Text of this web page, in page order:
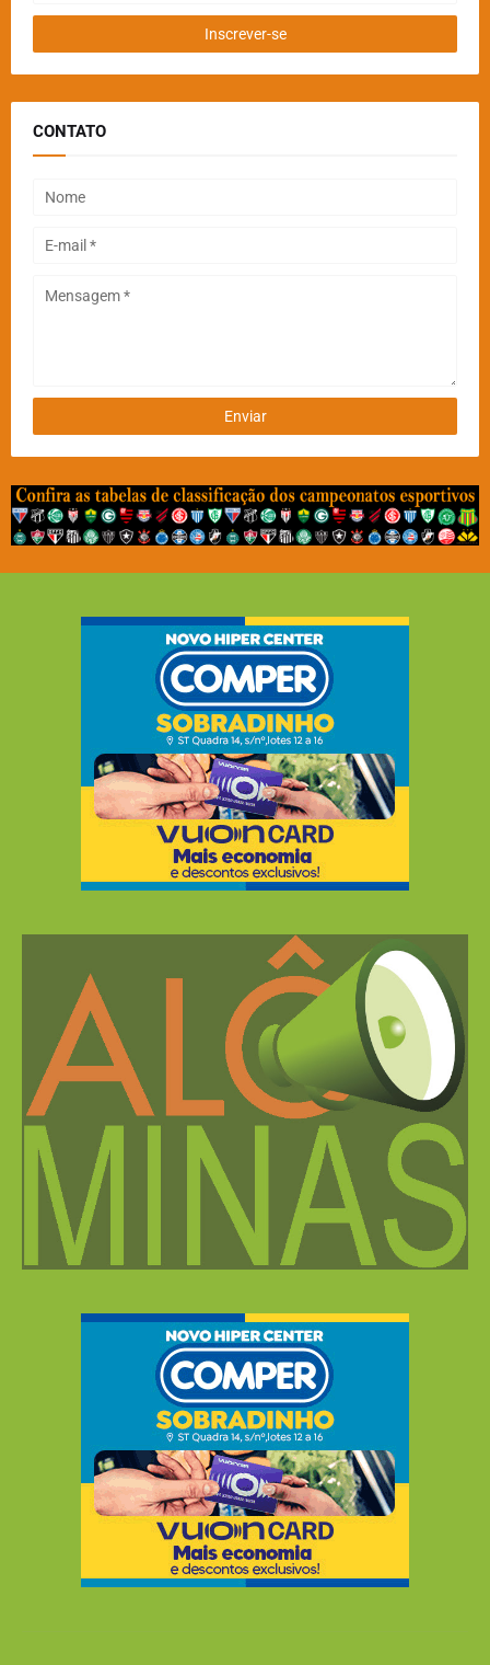
CONTATO